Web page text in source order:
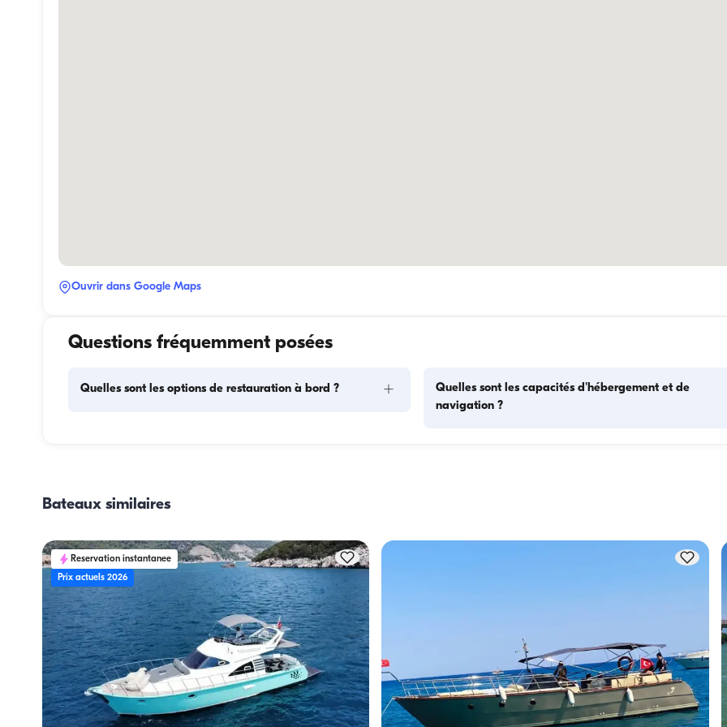
Ouvrir dans Google Maps
Questions fréquemment posées
Quelles sont les options de restauration à bord ? +
des repas est assurée par l'équipage.
Quelles sont les capacités d'hébergement et de
navigation ?
capacité de navigation s'applique.
Bateaux similaires
Reservation instantanee
Prix actuels 2026